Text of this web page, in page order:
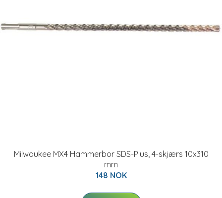
Milwaukee MX4 Hammerbor SDS-Plus, 4-skjærs 10x310
mm
148 NOK